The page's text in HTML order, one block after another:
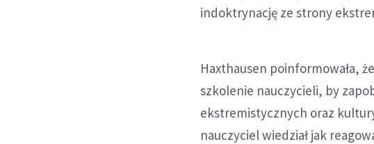
indoktrynację ze strony
Haxthausen poinformowała,
szkolenie nauczycieli, by
ekstremistycznych oraz
nauczyciel wiedział jak